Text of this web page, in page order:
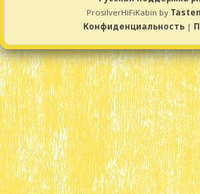
ProsilverHiFiKabin by
Конфиденциальность |